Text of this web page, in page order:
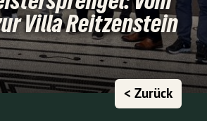
Villa Reitzenstein
< Zurück